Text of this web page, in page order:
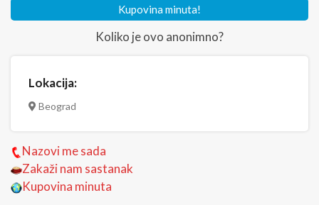
Kupovina minuta!
Koliko je ovo anonimno?
Lokacija:
Beograd
Nazovi me sada
Zakaži nam sastanak
Kupovina minuta